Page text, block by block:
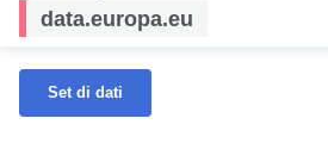
data.europa.eu
Set di dati